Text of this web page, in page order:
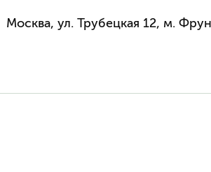
Москва, ул. Трубецкая 12, м.